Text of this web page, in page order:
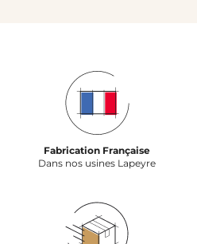
Fabrication Française
Dans nos usines Lapeyre